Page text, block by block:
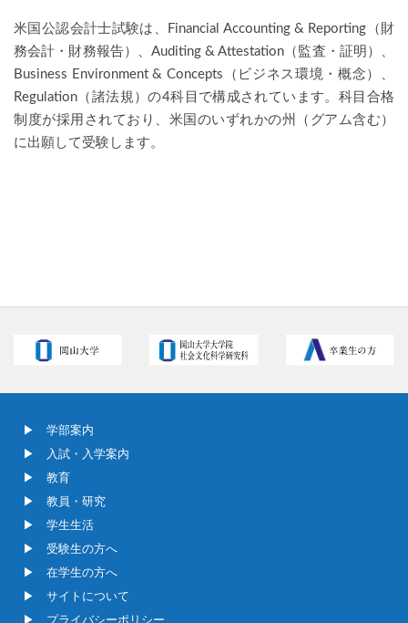
米国公認会計士試験は、 Financial Accounting & Reporting （財
務会計・財務報告）、 Auditing & Attestation （監査・証明）、
Business Environment & Concepts （ビジネス環境・概念）、
Regulation （諸法規）の4科目で構成されています。科目合格
制度が採用されており、米国のいずれかの州（グアム含む）
に出願して受験します。
学部案内
入試・入学案内
教育
教員・研究
学生生活
受験生の方へ
在学生の方へ
サイトについて
プライバシーポリシー